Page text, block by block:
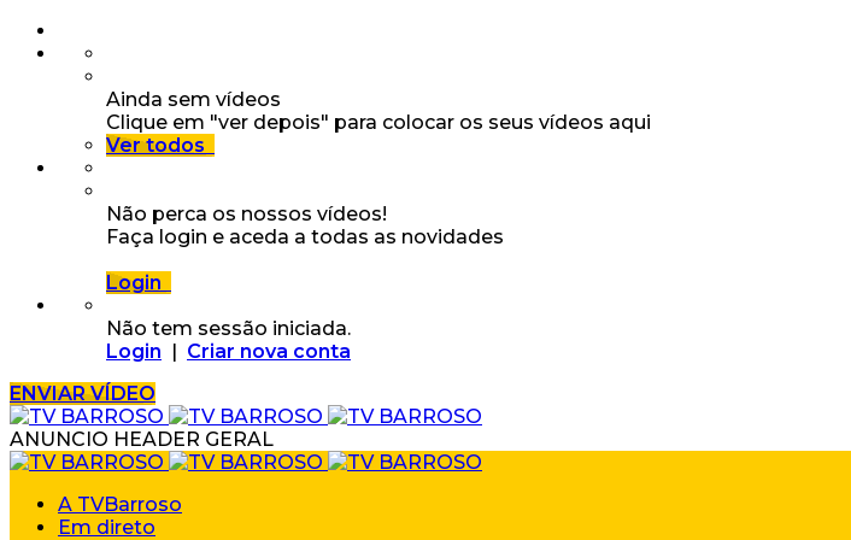
Ainda sem vídeos
Clique em "ver depois" para colocar os seus vídeos aqui
Ver todos
Não perca os nossos vídeos!
Faça login e aceda a todas as novidades
Login
Não tem sessão iniciada.
Login | Criar nova conta
ENVIAR VÍDEO
ANUNCIO HEADER GERAL
A TVBarroso
Em direto